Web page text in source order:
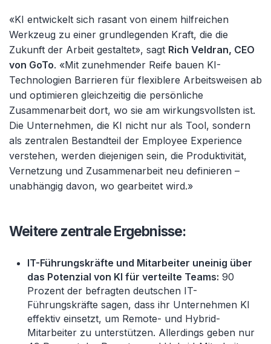
«KI entwickelt sich rasant von einem hilfreichen
Werkzeug zu einer grundlegenden Kraft, die die
Zukunft der Arbeit gestaltet», sagt Rich Veldran, CEO
von GoTo. «Mit zunehmender Reife bauen KI-
Technologien Barrieren für flexiblere Arbeitsweisen ab
und optimieren gleichzeitig die persönliche
Zusammenarbeit dort, wo sie am wirkungsvollsten ist.
Die Unternehmen, die KI nicht nur als Tool, sondern
als zentralen Bestandteil der Employee Experience
verstehen, werden diejenigen sein, die Produktivität,
Vernetzung und Zusammenarbeit neu definieren –
unabhängig davon, wo gearbeitet wird.»
Weitere zentrale Ergebnisse:
IT-Führungskräfte und Mitarbeiter uneinig über
das Potenzial von KI für verteilte Teams: 90
Prozent der befragten deutschen IT-
Führungskräfte sagen, dass ihr Unternehmen KI
effektiv einsetzt, um Remote- und Hybrid-
Mitarbeiter zu unterstützen. Allerdings geben nur